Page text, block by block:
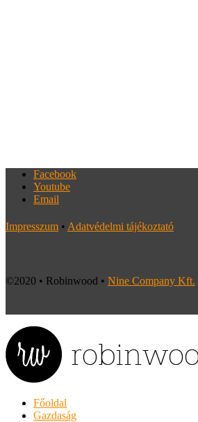
Facebook
Youtube
Email
Impresszum • Adatvédelmi tájékoztató
©2020 • Robinwood • Nine Company Kft.
Főoldal
Gazdaság